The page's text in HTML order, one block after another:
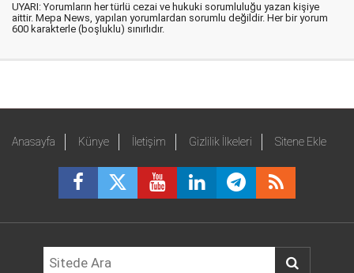
UYARI: Yorumların her türlü cezai ve hukuki sorumluluğu yazan kişiye
aittir. Mepa News, yapılan yorumlardan sorumlu değildir. Her bir yorum
600 karakterle (boşluklu) sınırlıdır.
Anasayfa Künye İletişim Gizlilik İlkeleri Sitene Ekle